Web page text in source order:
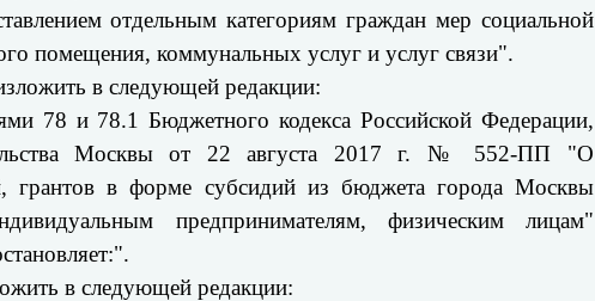
отдельным категориям граждан мер социальной
помещения, коммунальных услуг и услуг связи".
в следующей редакции:
78 и 78.1 Бюджетного кодекса Российской Федерации,
Москвы от 22 августа 2017 г. № 552-ПП "О
грантов в форме субсидий из бюджета города Москвы
предпринимателям, физическим лицам"
в следующей редакции: